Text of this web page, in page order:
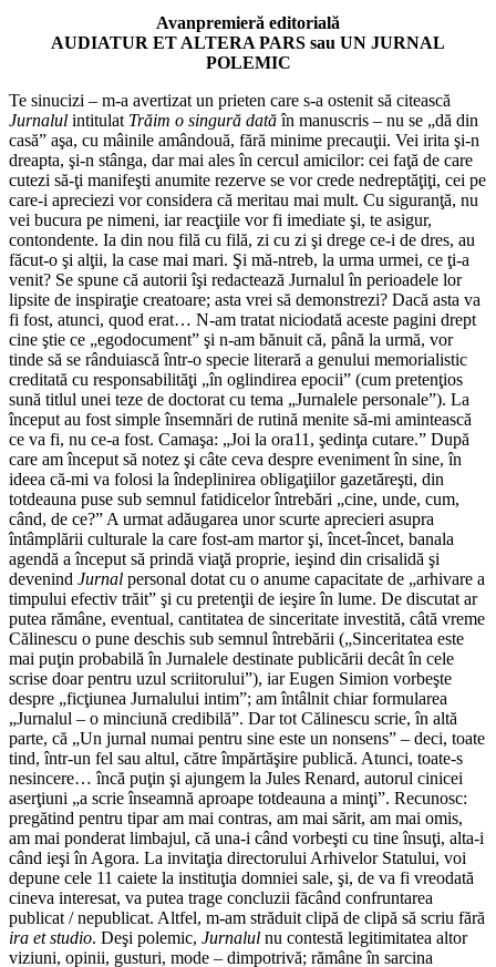
Avanpremieră editorială
AUDIATUR ET ALTERA PARS sau UN JURNAL
POLEMIC
Te sinucizi – m-a avertizat un prieten care s-a ostenit să citească
Jurnalul intitulat Trăim o singură datăîn manuscris – nu se „dă din
casă” aşa, cu mâinile amândouă, fără minime precauţii. Vei irita şi-n
dreapta, şi-n stânga, dar mai ales în cercul amicilor: cei faţă de care
cutezi să-ţi manifeşti anumite rezerve se vor crede nedreptăţiţi, cei pe
care-i apreciezi vor considera că meritau mai mult. Cu siguranţă, nu
vei bucura pe nimeni, iar reacţiile vor fi imediate şi, te asigur,
contondente. Ia din nou filă cu filă, zi cu zi şi drege ce-i de dres, au
făcut-o şi alţii, la case mai mari. Şi mă-ntreb, la urma urmei, ce ţi-a
venit? Se spune că autorii îşi redactează Jurnalul în perioadele lor
lipsite de inspiraţie creatoare; asta vrei să demonstrezi? Dacă asta va
fi fost, atunci, quod erat… N-am tratat niciodată aceste pagini drept
cine ştie ce „egodocument” şi n-am bănuit că, până la urmă, vor
tinde să se rânduiască într-o specie literară a genului memorialistic
creditată cu responsabilităţi „în oglindirea epocii” (cum pretenţios
sună titlul unei teze de doctorat cu tema „Jurnalele personale”). La
început au fost simple însemnări de rutină menite să-mi amintească
ce va fi, nu ce-a fost. Camaşa: „Joi la ora11, şedinţa cutare.” După
care am început să notez şi câte ceva despre eveniment în sine, în
ideea că-mi va folosi la îndeplinirea obligaţiilor gazetăreşti, din
totdeauna puse sub semnul fatidicelor întrebări „cine, unde, cum,
când, de ce?” A urmat adăugarea unor scurte aprecieri asupra
întâmplării culturale la care fost-am martor şi, încet-încet, banala
agendă a început să prindă viaţă proprie, ieşind din crisalidă şi
devenind Jurnal personal dotat cu o anume capacitate de „arhivare a
timpului efectiv trăit” şi cu pretenţii de ieşire în lume. De discutat ar
putea rămâne, eventual, cantitatea de sinceritate investită, câtă vreme
Călinescu o pune deschis sub semnul întrebării („Sinceritatea este
mai puţin probabilă în Jurnalele destinate publicării decât în cele
scrise doar pentru uzul scriitorului”), iar Eugen Simion vorbeşte
despre „ficţiunea Jurnalului intim”; am întâlnit chiar formularea
„Jurnalul – o minciună credibilă”. Dar tot Călinescu scrie, în altă
parte, că „Un jurnal numai pentru sine este un nonsens” – deci, toate
tind, într-un fel sau altul, către împărtăşire publică. Atunci, toate-s
nesincere… încă puţin şi ajungem la Jules Renard, autorul cinicei
aserţiuni „a scrie înseamnă aproape totdeauna a minţi”. Recunosc:
pregătind pentru tipar am mai contras, am mai sărit, am mai omis,
am mai ponderat limbajul, că una-i când vorbeşti cu tine însuţi, alta-i
când ieşi în Agora. La invitaţia directorului Arhivelor Statului, voi
depune cele 11 caiete la instituţia domniei sale, şi, de va fi vreodată
cineva interesat, va putea trage concluzii făcând confruntarea
publicat / nepublicat. Altfel, m-am străduit clipă de clipă să scriu fără
ira et studio. Deşi polemic, Jurnalul nu contestă legitimitatea altor
viziuni, opinii, gusturi, mode – dimpotrivă; rămâne în sarcina